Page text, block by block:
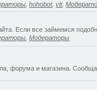
,hohobot,vlt,
Если все займемся
,Модераторы
форума и магазина.